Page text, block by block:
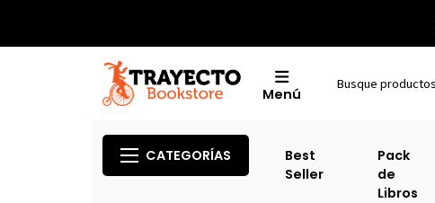
Menú
CATEGORÍAS
Best
Seller
Pack
de
Libros